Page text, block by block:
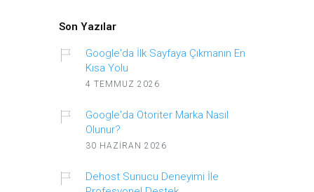
Son Yazılar
Google'da İlk Sayfaya Çıkmanın En
Kısa Yolu
4 TEMMUZ 2026
Google'da Otoriter Marka Nasıl
Olunur?
30 HAZIRAN 2026
Dehost Sunucu Deneyimi İle